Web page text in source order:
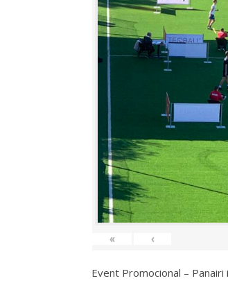
« ‹
Event Promocional –